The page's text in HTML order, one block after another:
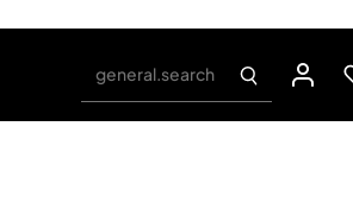
general.search